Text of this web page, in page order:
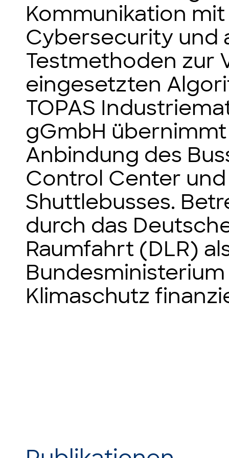
Kommunikation
Cybersecurity und
Testmethoden zur
eingesetzten
TOPAS
gGmbH
Anbindung des
Control Center
Shuttlebusses.
durch das
Raumfahrt (DLR)
Klimaschutz